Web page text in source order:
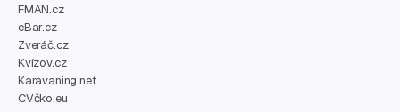
FMAN.cz
eBar.cz
Zveráč.cz
Kvízov.cz
Karavaning.net
CVčko.eu